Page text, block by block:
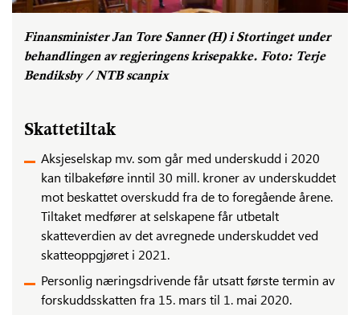
Finansminister Jan Tore Sanner (H) i Stortinget under
behandlingen av regjeringens krisepakke. Foto: Terje
Bendiksby / NTB scanpix
Skattetiltak
Aksjeselskap mv. som går med underskudd i 2020
kan tilbakeføre inntil 30 mill. kroner av underskuddet
mot beskattet overskudd fra de to foregående årene.
Tiltaket medfører at selskapene får utbetalt
skatteverdien av det avregnede underskuddet ved
skatteoppgjøret i 2021.
Personlig næringsdrivende får utsatt første termin av
forskuddsskatten fra 15. mars til 1. mai 2020.